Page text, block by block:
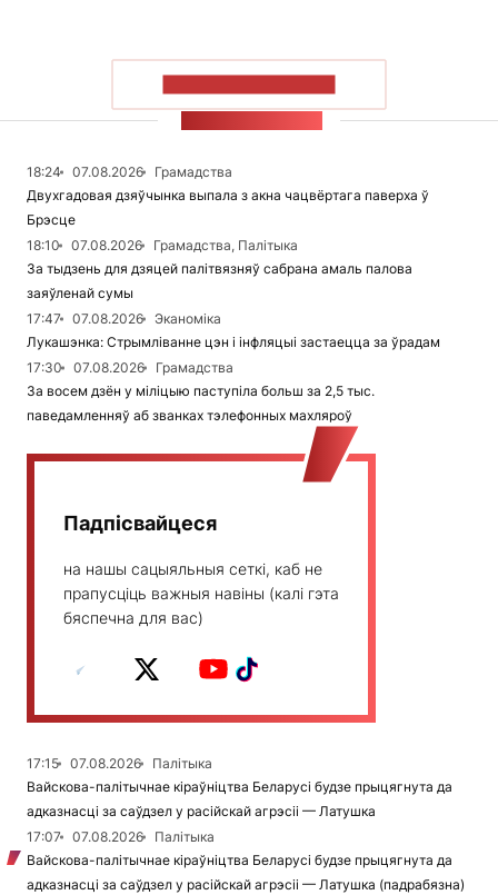
18:24 07.08.2026
Грамадства
Двухгадовая дзяўчынка выпала з акна чацвёртага паверха ў
Брэсце
18:10
07.08.2026
Грамадства, Палітыка
За тыдзень для дзяцей палітвязняў сабрана амаль палова
заяўленай сумы
17:47
07.08.2026
Эканоміка
Лукашэнка: Стрымліванне цэн і інфляцыі застаецца за ўрадам
17:30
07.08.2026
Грамадства
За восем дзён у міліцыю паступіла больш за 2,5 тыс.
паведамленняў аб званках тэлефонных махляроў
Падпісвайцеся
на нашы сацыяльныя сеткі, каб не
прапусціць важныя навіны (калі гэта
бяспечна для вас)
17:15 07.08.2026
Палітыка
Вайскова-палітычнае кіраўніцтва Беларусі будзе прыцягнута да
адказнасці за саўдзел у расійскай агрэсіі — Латушка
17:07
07.08.2026
Палітыка
Вайскова-палітычнае кіраўніцтва Беларусі будзе прыцягнута да
адказнасці за саўдзел у расійскай агрэсіі — Латушка (падрабязна)